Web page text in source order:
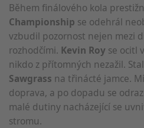
Během finálového kola
Championship se odehrál
vzbudil pozornost nejen mezi
rozhodčími. Kevin Roy se ocitl
nikdo z přítomných nezažil.
Sawgrass na třinácté jamce.
doprava, a po dopadu se
malé dutiny nacházející se
stromu.